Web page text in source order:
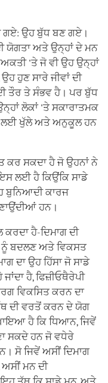
ਗਏ: ਉਹ ਬੁੱਧ ਬਣ ਗਏ।
ਯੋਗਤਾ ਅਤੇ ਉਨ੍ਹਾਂ ਦੇ ਮਨ
'ਤੇ ਜੋ ਵੀ ਉਹ ਉਨ੍ਹਾਂ
ਹੁਣ ਸਾਰੇ ਜੀਵਾਂ ਦੀ
ਤੌਰ ਤੇ ਸੰਭਵ ਹੈ। ਪਰ ਬੁੱਧ
ਲੋਕਾਂ 'ਤੇ ਸਕਾਰਾਤਮਕ
ਲਈ ਖੁੱਲੇ ਅਤੇ ਅਨੁਕੂਲ ਹਨ
ਕਰ ਸਕਦਾ ਹੈ ਜੋ ਉਹਨਾਂ ਨੇ
ਲਈ ਹੈ ਕਿਉਂਕਿ ਸਾਡੇ
ਬੁਨਿਆਦੀ ਕਾਰਜ
ਹਨ।
ਕਰਦਾ ਹੈ-ਦਿਮਾਗ ਦੀ
ਨੂੰ ਬਦਲਣ ਅਤੇ ਵਿਕਸਤ
ਦਾ ਉਹ ਹਿੱਸਾ ਜੋ ਸਾਡੇ
ਹੈ, ਫਿਜ਼ੀਓਥੈਰੇਪੀ
ਵਿਕਸਿਤ ਕਰਨ ਦਾ
ਦੀ ਵਰਤੋਂ ਕਰਨ ਦੇ ਯੋਗ
ਹੈ ਕਿ ਧਿਆਨ, ਜਿਵੇਂ
ਸਕਦੇ ਹਨ ਜੋ ਵਧੇਰੇ
ਸੋ ਜਿਵੇਂ ਅਸੀਂ ਦਿਮਾਗ
ਅਸੀਂ ਮਨ ਦੀ